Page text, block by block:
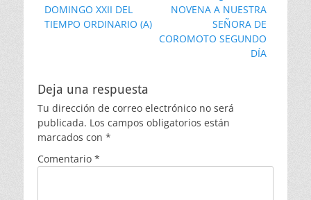
de
entradas
Entrada
anterior:
DOMINGO XXII DEL
TIEMPO ORDINARIO (A)
Entrada
NOVENA A NUESTRA
SEÑORA DE
COROMOTO SEGUNDO
DÍA
Deja una respuesta
Tu dirección de correo electrónico no será
publicada. Los campos obligatorios están
marcados con *
Comentario *